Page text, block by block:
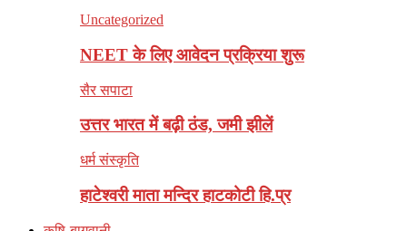
Uncategorized
NEET के लिए आवेदन प्रक्रिया शुरू
सैर सपाटा
उत्तर भारत में बढ़ी ठंड, जमी झीलें
धर्म संस्कृति
हाटेश्वरी माता मन्दिर हाटकोटी हि.प्र